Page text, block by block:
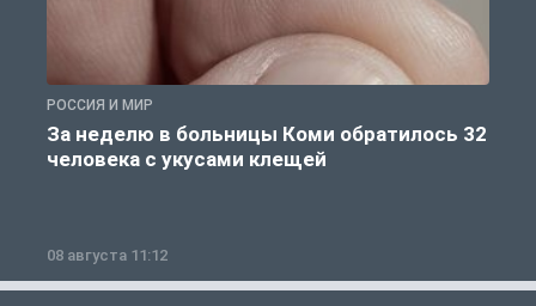
РОССИЯ И МИР
За неделю в больницы Коми обратилось 32
человека с укусами клещей
08 августа 11:12